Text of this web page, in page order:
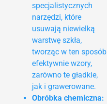
specjalistycznych
narzędzi, które
usuwają niewielką
warstwę szkła,
tworząc w ten sposób
efektywnie wzory,
zarówno te gładkie,
jak i grawerowane.
Obróbka chemiczna: